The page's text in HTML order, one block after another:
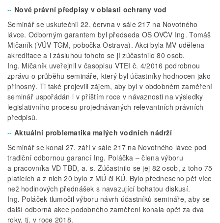
Nové právní předpisy v oblasti ochrany vod
Seminář se uskutečnil 22. června v sále 217 na Novotného
lávce. Odborným garantem byl předseda OS OVČV Ing. Tomáš
Mičaník (VÚV TGM, pobočka Ostrava). Akci byla MV udělena
akreditace a i zásluhou tohoto se jí zúčastnilo 80 osob.
Ing. Mičaník uveřejnil v časopisu VTEI č. 4/2016 podrobnou
zprávu o průběhu semináře, který byl účastníky hodnocen jako
přínosný. Ti také projevili zájem, aby byl v obdobném zaměření
seminář uspořádán i v příštím roce v návaznosti na výsledky
legislativního procesu projednávaných relevantních právních
předpisů.
Aktuální problematika malých vodních nádrží
Seminář se konal 27. září v sále 217 na Novotného lávce pod
tradiční odbornou garancí Ing. Poláčka – člena výboru
a pracovníka VD TBD, a. s. Zúčastnilo se jej 82 osob, z toho 75
platících a z nich 20 bylo z MÚ či KÚ. Bylo předneseno pět více
než hodinových přednášek s navazující bohatou diskusí.
Ing. Poláček tlumočil výboru návrh účastníků semináře, aby se
další odborná akce podobného zaměření konala opět za dva
roky, tj. v roce 2018.